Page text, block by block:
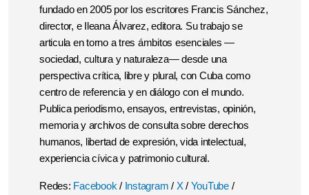
fundado en 2005 por los escritores Francis Sánchez,
director, e Ileana Álvarez, editora. Su trabajo se
articula en torno a tres ámbitos esenciales —
sociedad, cultura y naturaleza— desde una
perspectiva crítica, libre y plural, con Cuba como
centro de referencia y en diálogo con el mundo.
Publica periodismo, ensayos, entrevistas, opinión,
memoria y archivos de consulta sobre derechos
humanos, libertad de expresión, vida intelectual,
experiencia cívica y patrimonio cultural.
Redes: Facebook / Instagram / X/ YouTube /